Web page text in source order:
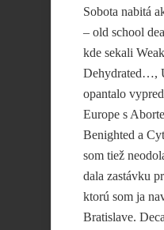
Sobota nabitá
– old school
kde sekali
Dehydrated…,
opantalo
Europe s
Benighted a
som tiež
dala zastávku
ktorú som ja
Bratislave.